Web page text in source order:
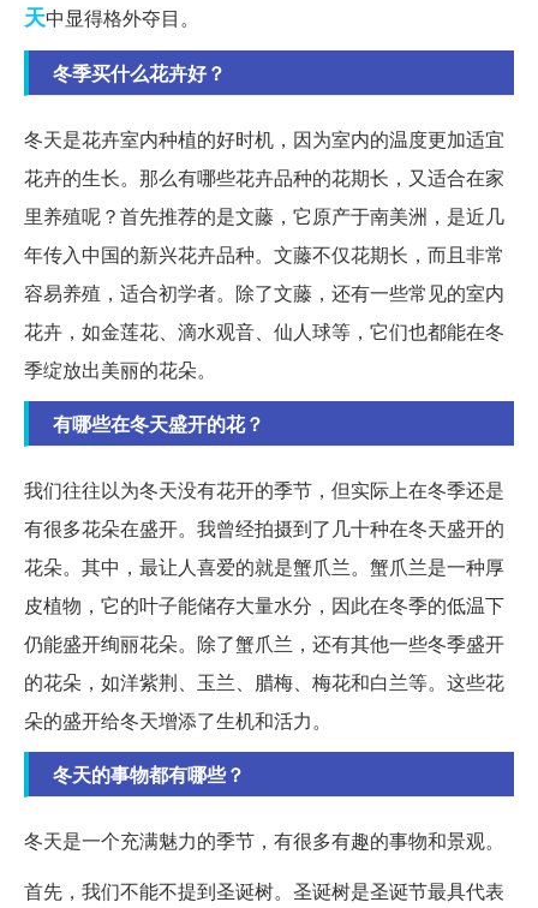
天中显得格外夺目。
冬季买什么花卉好？
冬天是花卉室内种植的好时机，因为室内的温度更加适宜
花卉的生长。那么有哪些花卉品种的花期长，又适合在家
里养殖呢？首先推荐的是文藤，它原产于南美洲，是近几
年传入中国的新兴花卉品种。文藤不仅花期长，而且非常
容易养殖，适合初学者。除了文藤，还有一些常见的室内
花卉，如金莲花、滴水观音、仙人球等，它们也都能在冬
季绽放出美丽的花朵。
有哪些在冬天盛开的花？
我们往往以为冬天没有花开的季节，但实际上在冬季还是
有很多花朵在盛开。我曾经拍摄到了几十种在冬天盛开的
花朵。其中，最让人喜爱的就是蟹爪兰。蟹爪兰是一种厚
皮植物，它的叶子能储存大量水分，因此在冬季的低温下
仍能盛开绚丽花朵。除了蟹爪兰，还有其他一些冬季盛开
的花朵，如洋紫荆、玉兰、腊梅、梅花和白兰等。这些花
朵的盛开给冬天增添了生机和活力。
冬天的事物都有哪些？
冬天是一个充满魅力的季节，有很多有趣的事物和景观。
首先，我们不能不提到圣诞树。圣诞树是圣诞节最具代表